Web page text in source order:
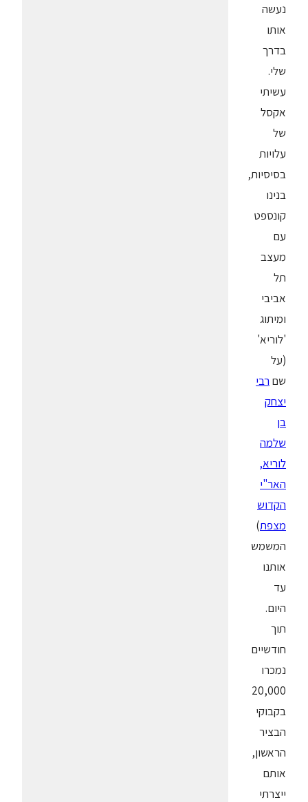
נעשה
אותו
בדרך
שלי.
עשיתי
אקסל
של
עלויות
בסיסיות,
בנינו
קונספט
עם
מעצב
תל
אביבי
ומיתוג
'לוריא'
(על
שם רבי
יצחק
בן
שלמה
לוריא,
האר"י
הקדוש
מצפת)
המשמש
אותנו
עד
היום.
תוך
חודשיים
נמכרו
20,000
בקבוקי
הבציר
הראשון,
אותם
ייצרתי